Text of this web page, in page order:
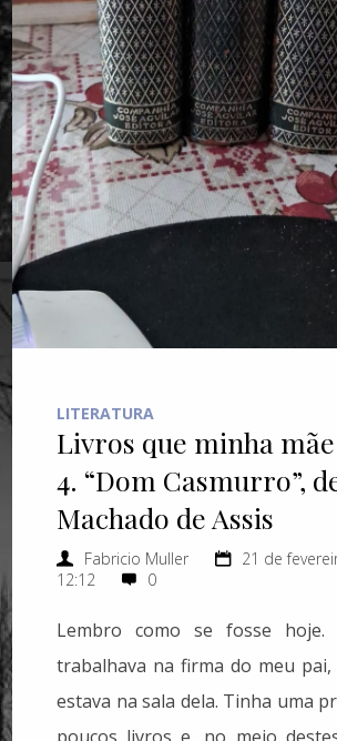
LITERATURA
Livros que minha
4. “Dom Casmurro”,
Machado de Assis
Fabricio Muller
21 de
12:12
0
Lembro como se fosse hoje.
trabalhava na firma do meu
estava na sala dela. Tinha uma